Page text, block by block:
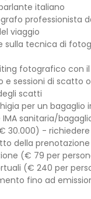
italiano
professionista
viaggio
sulla tecnica di
fotografico con
e sessioni di scatto
scatti
per un bagaglio
IMA sanitaria/
30.000) -
della prenotazione
(€ 79 per
(€ 240 per
fino ad